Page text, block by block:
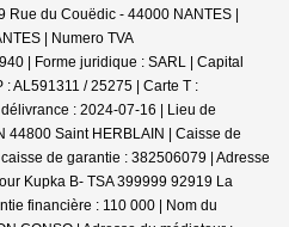
Rue du Couëdic - 44000 NANTES |
| Numero TVA
| Forme juridique : SARL | Capital
: AL591311 / 25275 | Carte T :
: 2024-07-16 | Lieu de
44800 Saint HERBLAIN | Caisse de
de garantie : 382506079 | Adresse
Kupka B- TSA 399999 92919 La
financière : 110 000 | Nom du